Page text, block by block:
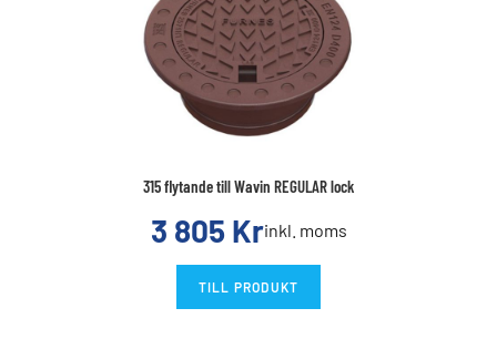
315 flytande till Wavin REGULAR lock
3 805 Krinkl. moms
TILL PRODUKT